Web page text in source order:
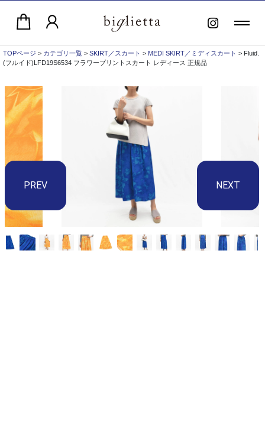
TOPページ > カテゴリ一覧 > SKIRT／スカート > MEDI SKIRT／ミディスカート > Fluid.
(フルイド)LFD19S6534 フラワープリントスカート レディース 正規品